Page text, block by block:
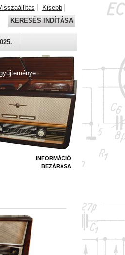
Kisebb
KERESÉS INDÍTÁSA
INFORMÁCIÓ
BEZÁRÁSA